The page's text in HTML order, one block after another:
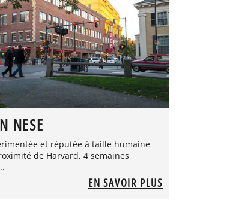
NESE
et réputée à taille humaine
de Harvard, 4 semaines
EN SAVOIR PLUS